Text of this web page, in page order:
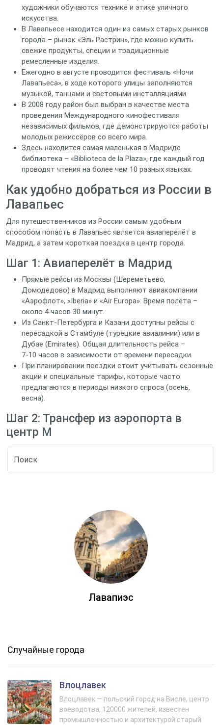
художники обучаются технике и этике уличного
искусства.
В Лавапьеcе находится один из самых старых рынков
города – рынок «Эль Растрин», где можно купить
свежие продукты, специи и традиционные
ремесленные изделия.
Ежегодно в августе проводится фестиваль «Ночи
Лавапьеса», в ходе которого улицы заполняются
музыкой, танцами и световыми инсталляциями.
В 2008 году район был выбран в качестве места
проведения Международного кинофестиваля
независимых фильмов, где демонстрируются работы
молодых режиссёров со всего мира.
Здесь находится самая маленькая в Мадриде
библиотека – «Biblioteca de la Plaza», где каждый год
проводят чтения на более чем 10 разных языках.
Как удобно добраться из России в
Лавапьес
Для путешественников из России самым удобным
способом попасть в Лавапьес является авиаперелёт в
Мадрид, а затем короткая поездка в центр города.
Шаг 1: Авиаперелёт в Мадрид
Прямые рейсы из Москвы (Шереметьево,
Домодедово) в Мадрид выполняют авиакомпании
«Аэрофлот», «Iberia» и «Air Europa». Время полёта –
около 4 часов 30 минут.
Из Санкт‑Петербурга и Казани доступны рейсы с
пересадкой в Стамбуле (турецкие авиалинии) или в
Дубае (Emirates). Общая длительность рейса –
7‑10 часов в зависимости от времени пересадки.
При планировании поездки стоит учитывать сезонные
акции и специальные тарифы, которые часто
предлагаются в периоды низкого спроса (осень,
весна).
Шаг 2: Трансфер из аэропорта в
центр М
Лавапиэс
Случайные города
Влоцлавек
Влоцлавек — польский город на Висле, центр
воеводства, 120000 жителей, известен
промышленностью и архитектурой старый